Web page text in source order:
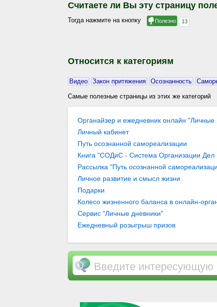
Считаете ли Вы эту страницу
Тогда нажмите на кнопку
Относится к категориям
Видео Закон притяжения Осознанность
Самые полезные страницы из этих же категорий
Органайзер и ежедневник онлайн "Личные
Личный кабинет
Путь осознанной самореализации
Книга "СОДиС - Система Организации
Рассылка "Путь осознанной
Личное развитие и смысл жизни
Подарки
Колесо жизненного баланса в онлайн-
гармонии в жизни… / Организация целей
"Личные цели" / Блоги / Личное развитие и
Сервис "Личные дневники"
Ежедневный розыгрыш призов